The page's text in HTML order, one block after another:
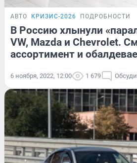
АВТО КРИЗИС-2026 ПОДРОБНОСТИ
В Россию хлынули
VW, Mazda и Chevrolet.
ассортимент и
6 ноября, 2022, 12:00 1 679